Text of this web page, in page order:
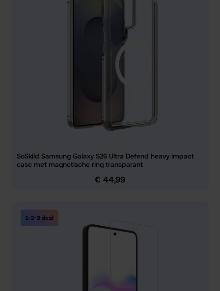
SoSkild Samsung Galaxy S26 Ultra Defend heavy impact
case met magnetische ring transparant
Normale prijs:
€ 44,99
1-2-3 deal